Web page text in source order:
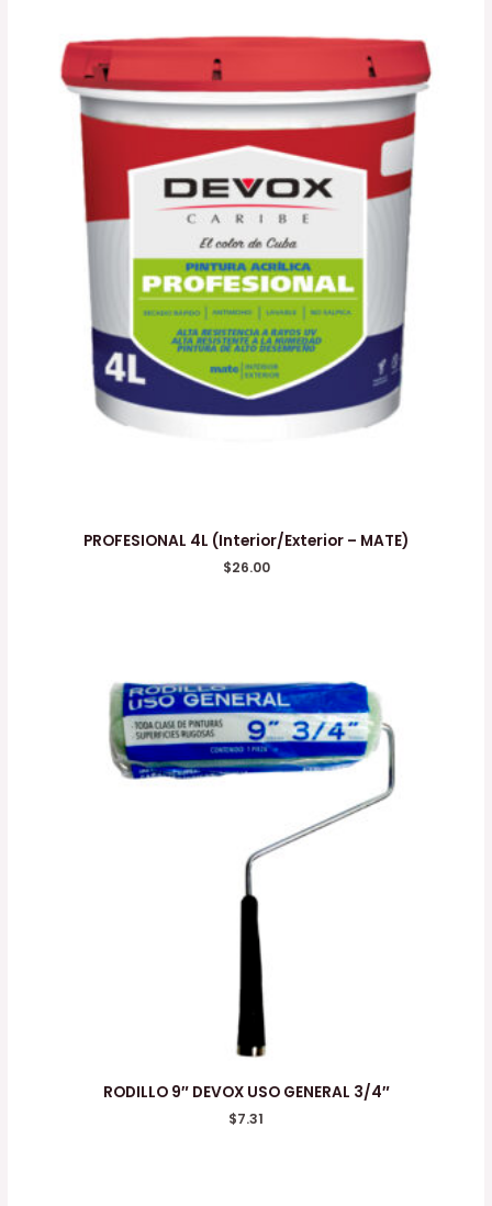
PROFESIONAL 4L (Interior/Exterior – MATE)
$26.00
RODILLO 9″ DEVOX USO GENERAL 3/4″
$7.31